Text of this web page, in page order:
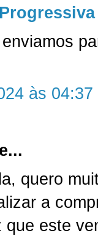
às 04:37
quero
a
que este